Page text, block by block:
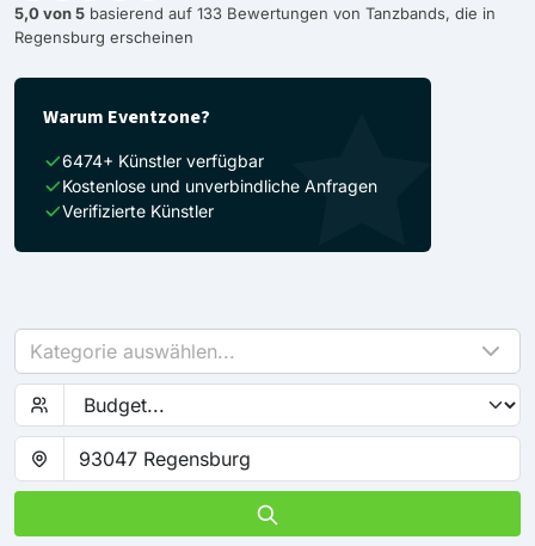
5,0 von 5 basierend auf 133 Bewertungen von Tanzbands, die in
Regensburg erscheinen
Warum Eventzone?
6474+ Künstler verfügbar
Kostenlose und unverbindliche Anfragen
Verifizierte Künstler
Kategorie auswählen...